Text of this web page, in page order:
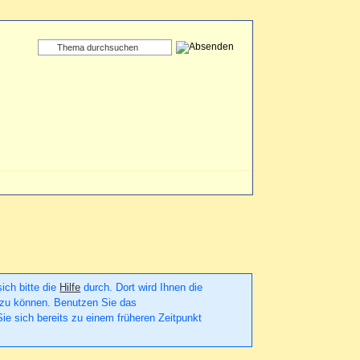
bitte die Hilfe durch. Dort wird Ihnen die
können. Benutzen Sie das
sich bereits zu einem früheren Zeitpunkt